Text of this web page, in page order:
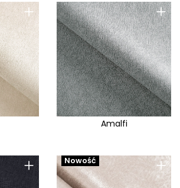
+ +
Amalfi
+ +
Nowość